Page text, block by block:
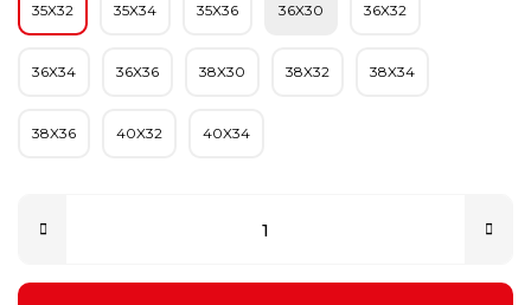
35X32 35X34 35X36 36X30 36X32
36X34 36X36 38X30 38X32 38X34
38X36 40X32 40X34